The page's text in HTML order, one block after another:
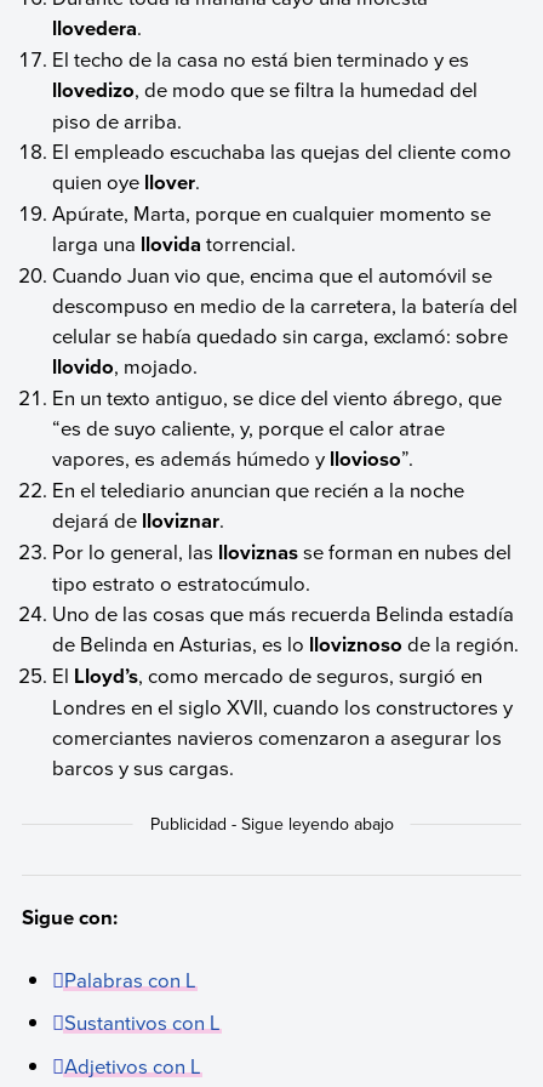
llovedera.
El techo de la casa no está bien terminado y es
llovedizo, de modo que se filtra la humedad del
piso de arriba.
El empleado escuchaba las quejas del cliente como
quien oye llover.
Apúrate, Marta, porque en cualquier momento se
larga una llovida torrencial.
Cuando Juan vio que, encima que el automóvil se
descompuso en medio de la carretera, la batería del
celular se había quedado sin carga, exclamó: sobre
llovido, mojado.
En un texto antiguo, se dice del viento ábrego, que
“es de suyo caliente, y, porque el calor atrae
vapores, es además húmedo y llovioso”.
En el telediario anuncian que recién a la noche
dejará de lloviznar.
Por lo general, las lloviznasse forman en nubes del
tipo estrato o estratocúmulo.
Uno de las cosas que más recuerda Belinda estadía
de Belinda en Asturias, es lo lloviznoso de la región.
El Lloyd’s, como mercado de seguros, surgió en
Londres en el siglo XVII, cuando los constructores y
comerciantes navieros comenzaron a asegurar los
barcos y sus cargas.
Sigue con:
Palabras con L
Sustantivos con L
Adjetivos con L